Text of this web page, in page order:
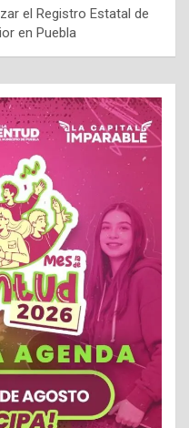
el Registro Estatal de
en Puebla